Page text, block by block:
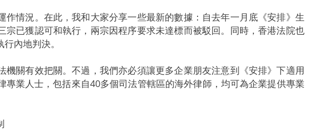
情況。在此，我和大家分享一些最新的數據：自去年一月底《安排》生
已獲認可和執行，兩宗因程序要求未達標而被駁回。同時，香港法院也
內地判決。
關有效把關。不過，我們亦必須讓更多企業朋友注意到《安排》下適用
業人士，包括來自40多個司法管轄區的海外律師，均可為企業提供專業